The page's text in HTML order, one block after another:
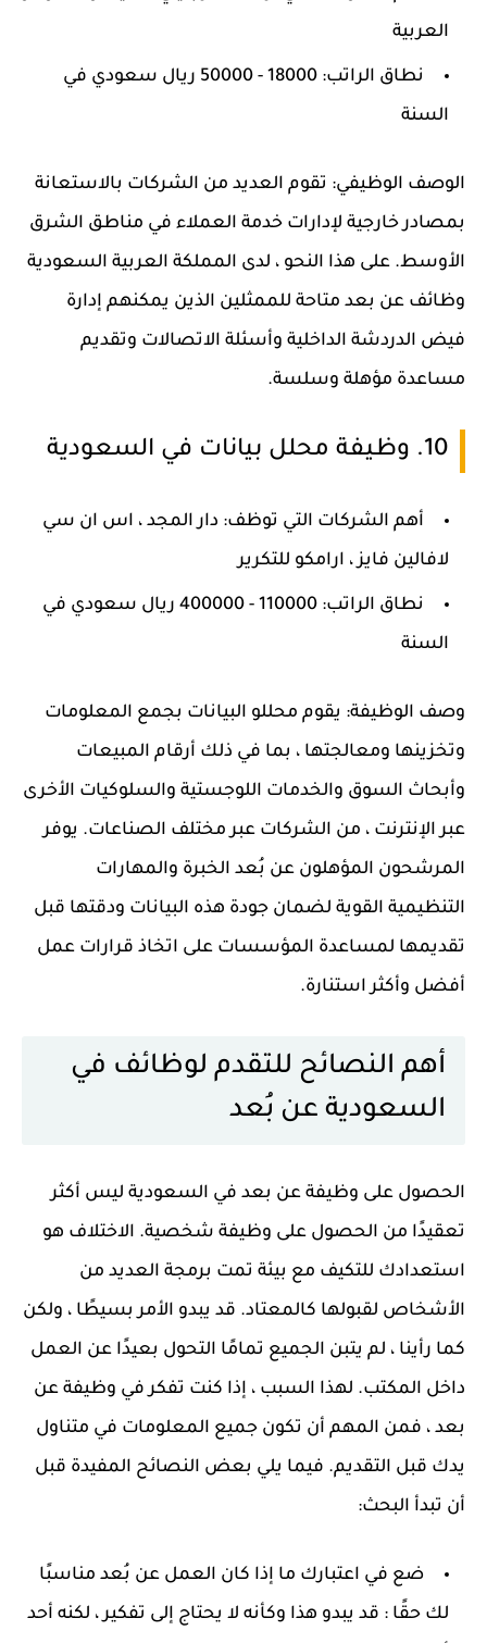
العربية
نطاق الراتب: 18000 - 50000 ريال سعودي في
السنة
الوصف الوظيفي: تقوم العديد من الشركات بالاستعانة
بمصادر خارجية لإدارات خدمة العملاء في مناطق الشرق
الأوسط. على هذا النحو ، لدى المملكة العربية السعودية
وظائف عن بعد متاحة للممثلين الذين يمكنهم إدارة
فيض الدردشة الداخلية وأسئلة الاتصالات وتقديم
مساعدة مؤهلة وسلسة.
10. وظيفة محلل بيانات في السعودية
أهم الشركات التي توظف: دار المجد ، اس ان سي
لافالين فايز ، ارامكو للتكرير
نطاق الراتب: 110000 - 400000 ريال سعودي في
السنة
وصف الوظيفة: يقوم محللو البيانات بجمع المعلومات
وتخزينها ومعالجتها ، بما في ذلك أرقام المبيعات
وأبحاث السوق والخدمات اللوجستية والسلوكيات الأخرى
عبر الإنترنت ، من الشركات عبر مختلف الصناعات. يوفر
المرشحون المؤهلون عن بُعد الخبرة والمهارات
التنظيمية القوية لضمان جودة هذه البيانات ودقتها قبل
تقديمها لمساعدة المؤسسات على اتخاذ قرارات عمل
أفضل وأكثر استنارة.
أهم النصائح للتقدم لوظائف في
السعودية عن بُعد
الحصول على وظيفة عن بعد في السعودية ليس أكثر
تعقيدًا من الحصول على وظيفة شخصية. الاختلاف هو
استعدادك للتكيف مع بيئة تمت برمجة العديد من
الأشخاص لقبولها كالمعتاد. قد يبدو الأمر بسيطًا ، ولكن
كما رأينا ، لم يتبن الجميع تمامًا التحول بعيدًا عن العمل
داخل المكتب. لهذا السبب ، إذا كنت تفكر في وظيفة عن
بعد ، فمن المهم أن تكون جميع المعلومات في متناول
يدك قبل التقديم. فيما يلي بعض النصائح المفيدة قبل
أن تبدأ البحث:
ضع في اعتبارك ما إذا كان العمل عن بُعد مناسبًا
لك حقًا : قد يبدو هذا وكأنه لا يحتاج إلى تفكير ، لكنه أحد